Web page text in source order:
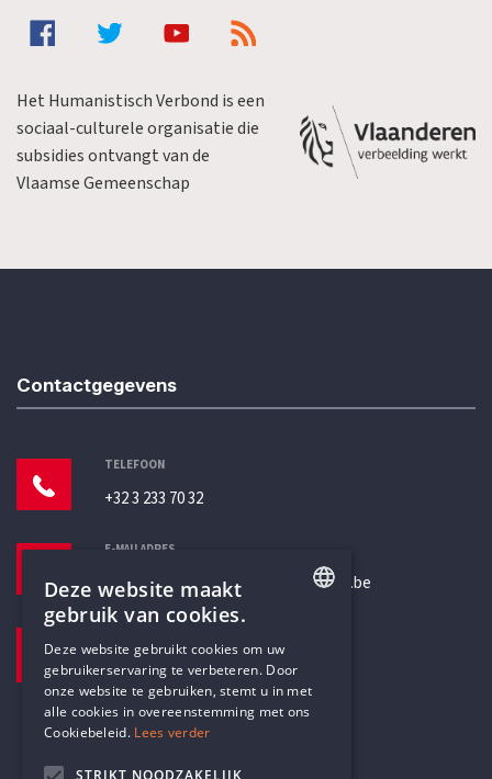
Het Humanistisch Verbond is een
sociaal-culturele organisatie die
subsidies ontvangt van de
Vlaamse Gemeenschap
Contactgegevens
TELEFOON
+32 3 233 70 32
E-MAILADRES
secretariaat@humanistischverbond.be
Pottenbrug 4
Antwerpen, 2000
DUTCH
Deze website maakt
gebruik van cookies.
Deze website gebruikt cookies om uw
gebruikerservaring te verbeteren. Door
onze website te gebruiken, stemt u in met
alle cookies in overeenstemming met ons
Cookiebeleid. Lees verder
STRIKT NOODZAKELIJK